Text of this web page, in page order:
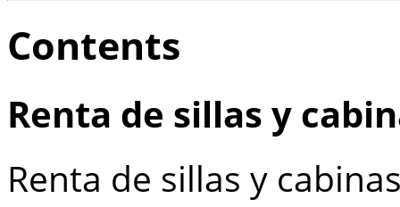
Contents
Renta de sillas y
Renta de sillas y